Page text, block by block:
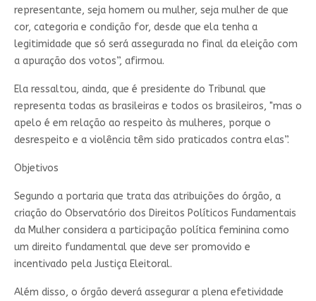
representante, seja homem ou mulher, seja mulher de que
cor, categoria e condição for, desde que ela tenha a
legitimidade que só será assegurada no final da eleição com
a apuração dos votos”, afirmou.
Ela ressaltou, ainda, que é presidente do Tribunal que
representa todas as brasileiras e todos os brasileiros, "mas o
apelo é em relação ao respeito às mulheres, porque o
desrespeito e a violência têm sido praticados contra elas”.
Objetivos
Segundo a portaria que trata das atribuições do órgão, a
criação do Observatório dos Direitos Políticos Fundamentais
da Mulher considera a participação política feminina como
um direito fundamental que deve ser promovido e
incentivado pela Justiça Eleitoral.
Além disso, o órgão deverá assegurar a plena efetividade